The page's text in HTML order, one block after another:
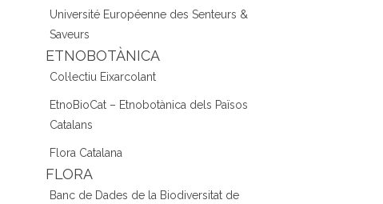
Université Européenne des Senteurs &
Saveurs
ETNOBOTÀNICA
Col·lectiu Eixarcolant
EtnoBioCat – Etnobotànica dels Països
Catalans
Flora Catalana
FLORA
Banc de Dades de la Biodiversitat de